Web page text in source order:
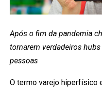
Após o fim da pandemia
tornarem verdadeiros
pessoas
O termo varejo hiperfísico